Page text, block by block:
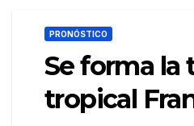
PRONÓSTICO
Se forma la
tropical